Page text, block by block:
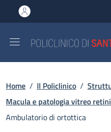
al contenuto principale
to footer content
Briciole di pane
Home / Il Policlinico /
Macula e patologia vitreo
Ambulatorio di ortottica